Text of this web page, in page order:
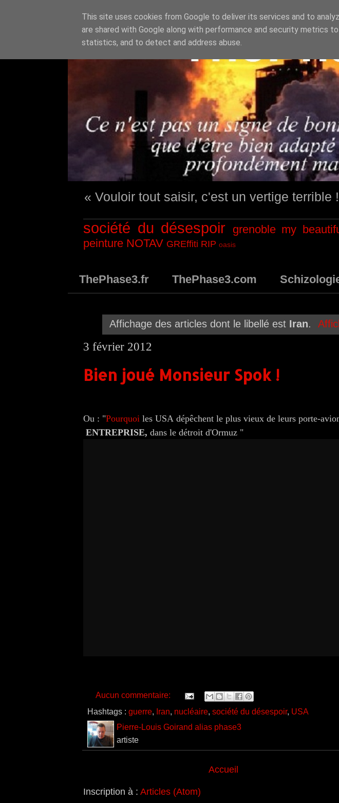
« Vouloir tout saisir, c'est un vertige terrible
société du désespoir grenoble my
peinture NOTAV GREffiti RIP oasis
ThePhase3.fr ThePhase3.com
Affichage des articles dont le libellé est Iran.
3 février 2012
Bien joué Monsieur Spok !
Ou : "Pourquoi les USA dépêchent le plus vieux de leurs porte-
ENTREPRISE, dans le détroit d'Ormuz "
Aucun commentaire:
Hashtags : guerre, Iran, nucléaire, société du désespoir, USA
Pierre-Louis Goirand alias phase3
artiste
Accueil
Inscription à : Articles (Atom)
This site uses cookies from Google to deliver its services and to
are shared with Google along with performance and security metrics
statistics, and to detect and address abuse.